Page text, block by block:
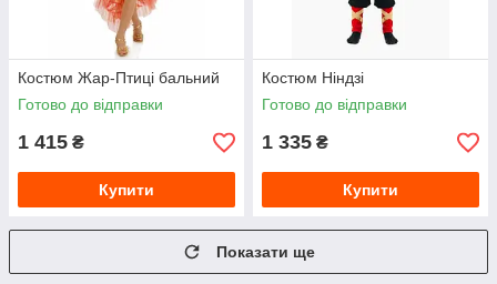
Костюм Жар-Птиці бальний
Готово до відправки
1 415 ₴
Купити
Костюм Ніндзі
Готово до відправки
1 335 ₴
Купити
Показати ще